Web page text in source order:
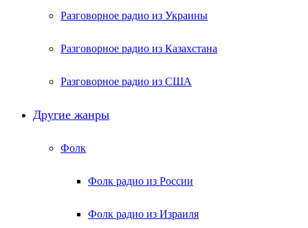
Разговорное радио из Украины
Разговорное радио из Казахстана
Разговорное радио из США
Другие жанры
Фолк
Фолк радио из России
Фолк радио из Израиля